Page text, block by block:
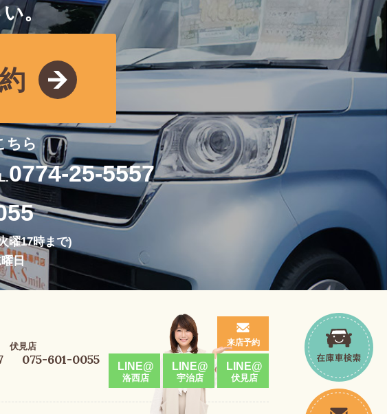
。
ちら
0774-25-5557
曜17時まで)
日
伏見店
075-601-0055
来店予約
LINE@
洛西店
LINE@
宇治店
LINE@
伏見店